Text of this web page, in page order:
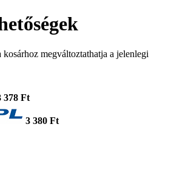
kosárhoz megváltoztathatja a jelenlegi
378 Ft
3 380 Ft